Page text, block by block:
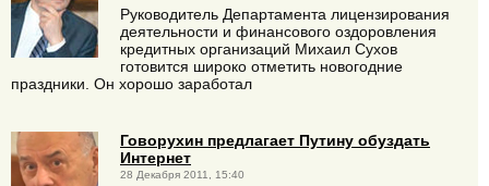
Руководитель Департамента лицензирования
деятельности и финансового оздоровления
кредитных организаций Михаил Сухов
готовится широко отметить новогодние
праздники. Он хорошо заработал
Говорухин предлагает Путину обуздать
Интернет
28 Декабря 2011, 15:40